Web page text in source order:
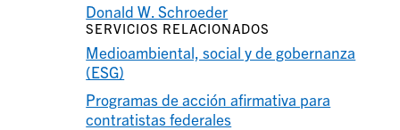
Donald W. Schroeder
SERVICIOS RELACIONADOS
Medioambiental, social y de gobernanza
(ESG)
Programas de acción afirmativa para
contratistas federales